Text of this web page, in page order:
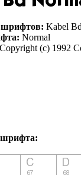
шрифтов: Kabel
Normal
Copyright (c) 1992
шрифта: